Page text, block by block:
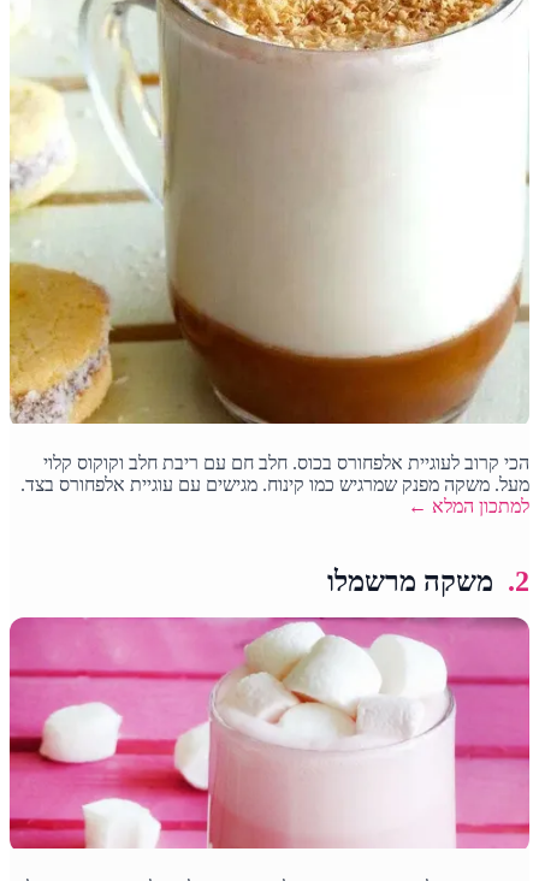
הכי קרוב לעוגיית אלפחורס בכוס. חלב חם עם ריבת חלב וקוקוס קלוי
מעל. משקה מפנק שמרגיש כמו קינוח. מגישים עם עוגיית אלפחורס בצד.
למתכון המלא ←
2. משקה מרשמלו